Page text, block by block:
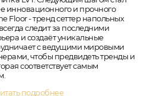
инновационного и прочного
Floor - тренд сеттер напольных
следит за последними
и создаёт уникальные
с ведущими мировыми
чтобы предвидеть тренды и
соответствует самым
подробнее